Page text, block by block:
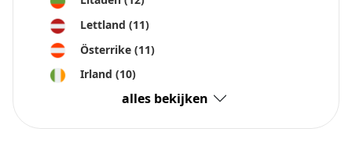
Lettland (11)
Österrike (11)
Irland (10)
alles bekijken